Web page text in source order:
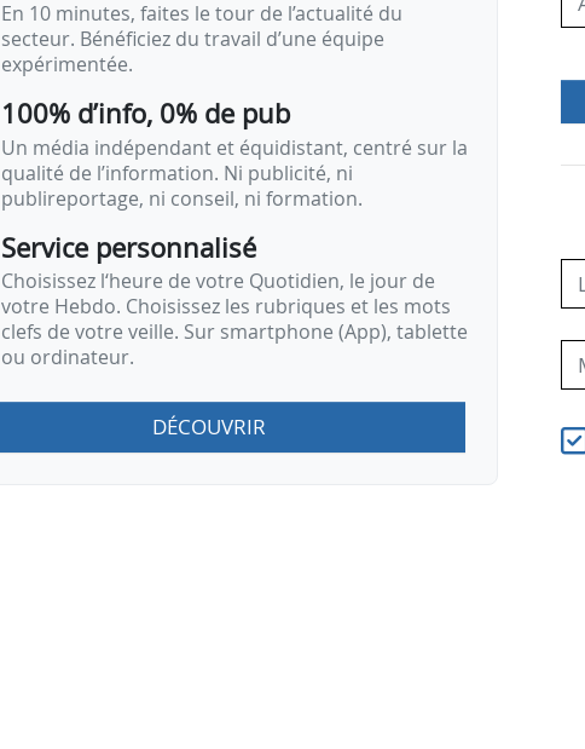
En 10 minutes, faites le tour de l’actualité du
secteur. Bénéficiez du travail d’une équipe
expérimentée.
100% d’info, 0% de pub
Un média indépendant et équidistant, centré sur la
qualité de l’information. Ni publicité, ni
publireportage, ni conseil, ni formation.
Service personnalisé
Choisissez l‘heure de votre Quotidien, le jour de
votre Hebdo. Choisissez les rubriques et les mots
clefs de votre veille. Sur smartphone (App), tablette
ou ordinateur.
DÉCOUVRIR